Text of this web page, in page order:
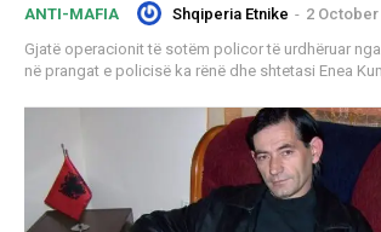
ANTI-MAFIA Shqiperia Etnike - 2 October
Gjatë operacionit të sotëm policor të urdhëruar nga
në prangat e policisë ka rënë dhe shtetasi Enea